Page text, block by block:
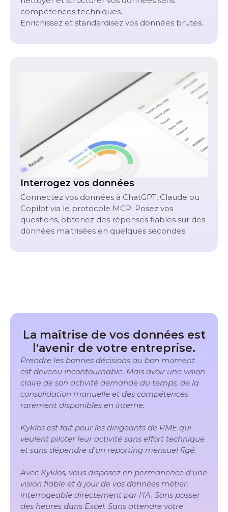
compétences techniques.
Enrichissez et standardisez vos données brutes.
Interrogez vos données
Connectez vos données à ChatGPT, Claude ou
Copilot via le protocole MCP. Posez vos
questions, obtenez des réponses fiables sur des
données maitrisées en quelques secondes.
La maîtrise de vos données est
l'avenir de votre entreprise.
Prendre les bonnes décisions au bon moment
est devenu incontournable. Mais avoir une vision
claire de son activité demande du temps, de la
consolidation manuelle et des compétences
rarement disponibles en interne.
Kyklos est fait pour les dirigeants de PME qui
veulent piloter leur activité sans effort technique
et sans dépendre d'un reporting mensuel figé.
Avec Kyklos, vous disposez en permanence d'une
vision fiable et à jour de vos données métier,
interrogeable directement par l'IA. Sans passer
des heures dans Excel. Sans attendre votre